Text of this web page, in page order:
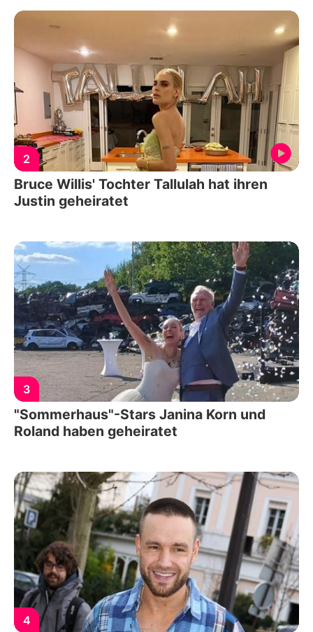
2
Bruce Willis' Tochter Tallulah hat ihren
Justin geheiratet
3
"Sommerhaus"-Stars Janina Korn und
Roland haben geheiratet
4